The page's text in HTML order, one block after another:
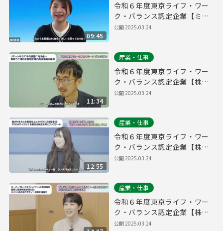
09:45
令和６年度東京ライフ・ワー
ク・バランス認定企業【ミラ
イウェブ株式会社】
公開2025.03.24
11:34
産業・仕事
令和６年度東京ライフ・ワー
ク・バランス認定企業【株式
会社プログレス】
公開2025.03.24
12:55
産業・仕事
令和６年度東京ライフ・ワー
ク・バランス認定企業【株式
会社パーキングマーケット】
公開2025.03.24
産業・仕事
令和６年度東京ライフ・ワー
ク・バランス認定企業【株式
会社ソウブン・ドットコム】
公開2025.03.24